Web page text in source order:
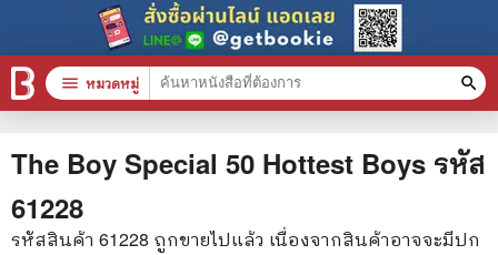
The Boy Special 50 Hottest Boys รหัส
61228
รหัสสินค้า 61228 ถูกขายไปแล้ว เนื่องจากสินค้าอาจจะมีปก
menu หมวดหมู่ search
หมวดหมู่สินค้า clear
หนังสือทั้งหมด